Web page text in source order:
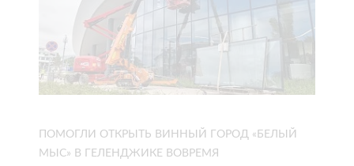
ПОМОГЛИ ОТКРЫТЬ ВИННЫЙ ГОРОД «БЕЛЫЙ
МЫС» В ГЕЛЕНДЖИКЕ ВОВРЕМЯ